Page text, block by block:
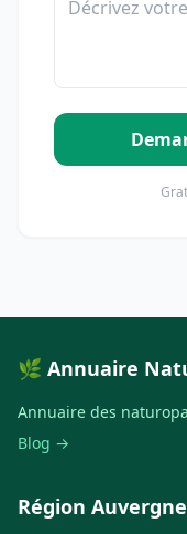
🌿 Annuaire
Annuaire des
Blog →
Région